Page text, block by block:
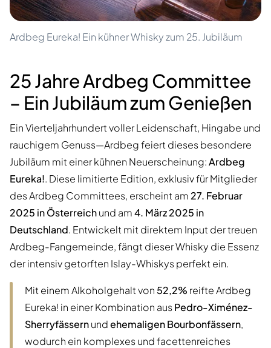
Ardbeg Eureka! Ein kühner Whisky zum 25. Jubiläum
25 Jahre Ardbeg Committee
– Ein Jubiläum zum Genießen
Ein Vierteljahrhundert voller Leidenschaft, Hingabe und
rauchigem Genuss—Ardbeg feiert dieses besondere
Jubiläum mit einer kühnen Neuerscheinung:Ardbeg
Eureka!. Diese limitierte Edition, exklusiv für Mitglieder
des Ardbeg Committees, erscheint am 27. Februar
2025 in Österreichund am4. März 2025 in
Deutschland. Entwickelt mit direktem Input der treuen
Ardbeg-Fangemeinde, fängt dieser Whisky die Essenz
der intensiv getorften Islay-Whiskys perfekt ein.
Mit einem Alkoholgehalt von 52,2% reifte Ardbeg
Eureka! in einer Kombination ausPedro-Ximénez-
Sherryfässernundehemaligen Bourbonfässern,
wodurch ein komplexes und facettenreiches